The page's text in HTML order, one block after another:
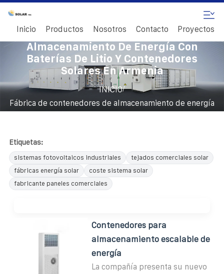
Inicio Productos Nosotros Contacto Proyectos
Fábrica De Contenedores De
Almacenamiento De Energía Con
Baterías De Litio Y Contenedores
Solares En Armenia
INICIO/
Fábrica de contenedores de almacenamiento de energía
Etiquetas:
sistemas fotovoltaicos industriales
tejados comerciales solar
fábricas energía solar
coste sistema solar
fabricante paneles comerciales
Contenedores para
almacenamiento escalable de
energía
La compañía presenta su nuevo